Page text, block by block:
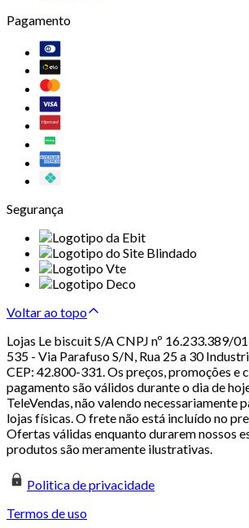
Pagamento
Segurança
Voltar ao topo
Lojas Le biscuit S/A CNPJ nº 16.233.389/
535 - Via Parafuso S/N, Rua 25 a 30
CEP: 42.800-331. Os preços, promoções e
pagamento são válidos durante o dia de
TeleVendas, não valendo necessariamente
lojas físicas. O frete não está incluído no
Ofertas válidas enquanto durarem nossos
produtos são meramente ilustrativas.
Politica de privacidade
Termos de uso